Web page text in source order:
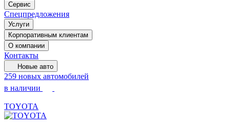
Сервис
Спецпредложения
Услуги
Корпоративным клиентам
О компании
Контакты
Новые авто
259 новых автомобилей
в наличии
TOYOTA